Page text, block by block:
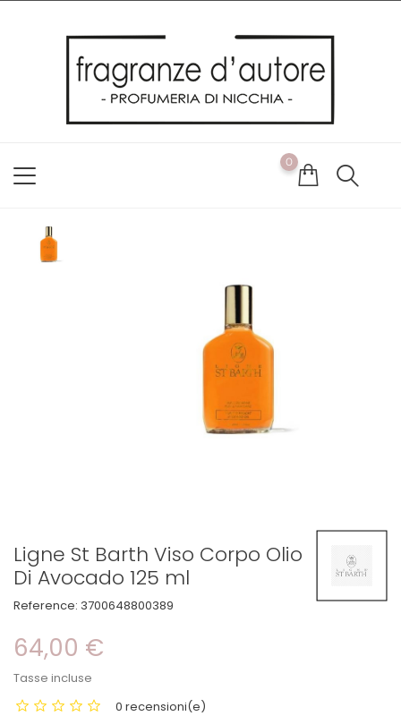
Utilizziamo i cookie per offrirti la migliore esperienza possibile
sul nostro sito web. Cliccando su OK, acconsenti alla nostra
politica sui cookie. Se desideri modificare le tue preferenze sui
cookie, puoi farlo
0
Ligne St Barth Viso Corpo Olio
Di Avocado 125 ml
Reference: 3700648800389
64,00 €
Tasse incluse
0 recensioni(e)